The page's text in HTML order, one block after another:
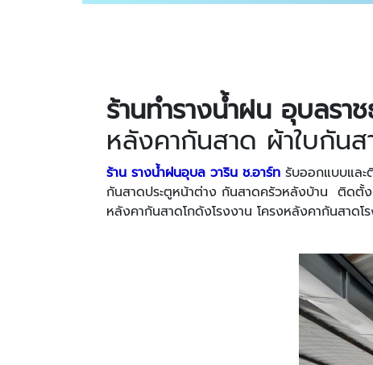
ร้านทำรางน้ำฝน อุบลรา
หลังคากันสาด ผ้าใบกันส
ร้าน รางน้ำฝนอุบล วาริน ช.อาร์ท รับออกแบบและ
กันสาดประตูหน้าต่าง กันสาดครัวหลังบ้าน ติดตั้
หลังคากันสาดโกดังโรงงาน โครงหลังคากันสาด